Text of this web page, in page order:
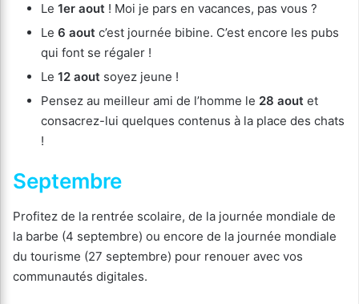
Le 1er aout ! Moi je pars en vacances, pas vous ?
Le 6 aout c’est journée bibine. C’est encore les pubs
qui font se régaler !
Le 12 aout soyez jeune !
Pensez au meilleur ami de l’homme le 28 aout et
consacrez-lui quelques contenus à la place des chats
!
Septembre
Profitez de la rentrée scolaire, de la journée mondiale de
la barbe (4 septembre) ou encore de la journée mondiale
du tourisme (27 septembre) pour renouer avec vos
communautés digitales.